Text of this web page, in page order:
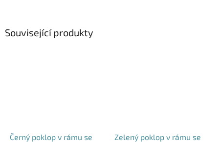
Související produkty
Černý poklop v rámu se
Zelený poklop v rámu se